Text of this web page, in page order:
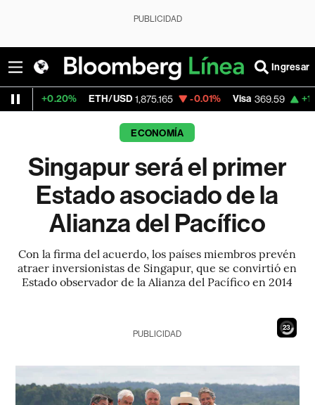
PUBLICIDAD
Ingresar
ETH/USD 1,875.165 -0.01% Visa 369.59 +1.07%
ECONOMÍA
Singapur será el primer
Estado asociado de la
Alianza del Pacífico
Con la firma del acuerdo, los países miembros prevén
atraer inversionistas de Singapur, que se convirtió en
Estado observador de la Alianza del Pacífico en 2014
21
PUBLICIDAD